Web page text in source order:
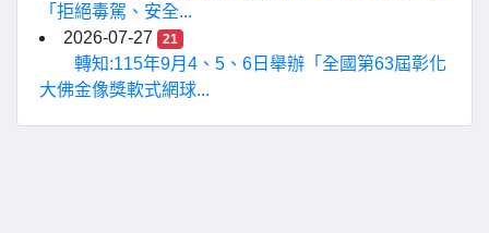
「拒絕毒駕、安全...
2026-07-27
21
轉知:115年9月4、5、6日舉辦「全國第63屆彰化
大佛金像獎軟式網球...